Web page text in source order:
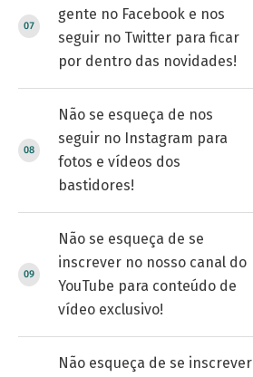
gente no Facebook e nos
seguir no Twitter para ficar
por dentro das novidades!
Não se esqueça de nos
seguir no Instagram para
fotos e vídeos dos
bastidores!
Não se esqueça de se
inscrever no nosso canal do
YouTube para conteúdo de
vídeo exclusivo!
Não esqueça de se inscrever